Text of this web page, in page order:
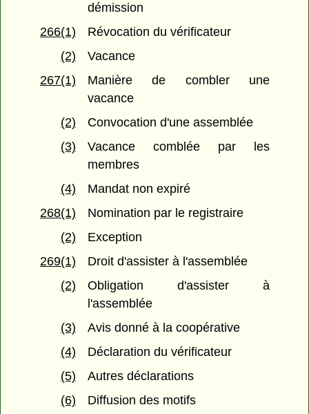
démission
266(1)
Révocation du vérificateur
(2)
Vacance
267(1)
Manière de combler une
vacance
(2)
Convocation d'une assemblée
(3)
Vacance comblée par les
membres
(4)
Mandat non expiré
268(1)
Nomination par le registraire
(2)
Exception
269(1)
Droit d'assister à l'assemblée
(2)
Obligation d'assister à
l'assemblée
(3)
Avis donné à la coopérative
(4)
Déclaration du vérificateur
(5)
Autres déclarations
(6)
Diffusion des motifs